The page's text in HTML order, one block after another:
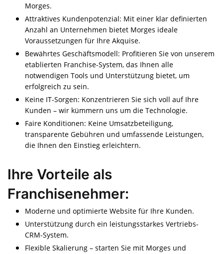
Morges.
Attraktives Kundenpotenzial: Mit einer klar definierten
Anzahl an Unternehmen bietet Morges ideale
Voraussetzungen für Ihre Akquise.
Bewährtes Geschäftsmodell: Profitieren Sie von unserem
etablierten Franchise-System, das Ihnen alle
notwendigen Tools und Unterstützung bietet, um
erfolgreich zu sein.
Keine IT-Sorgen: Konzentrieren Sie sich voll auf Ihre
Kunden – wir kümmern uns um die Technologie.
Faire Konditionen: Keine Umsatzbeteiligung,
transparente Gebühren und umfassende Leistungen,
die Ihnen den Einstieg erleichtern.
Ihre Vorteile als
Franchisenehmer:
Moderne und optimierte Website für Ihre Kunden.
Unterstützung durch ein leistungsstarkes Vertriebs-
CRM-System.
Flexible Skalierung – starten Sie mit Morges und